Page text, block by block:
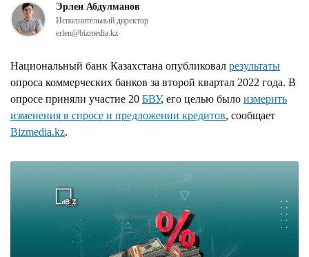
Эрлен Абдулманов
Исполнительный директор
erlen@bizmedia.kz
Национальный банк Казахстана опубликовал результаты
опроса коммерческих банков за второй квартал 2022 года. В
опросе приняли участие 20 БВУ, его целью было измерить
изменения в спросе и предложении кредитов, сообщает
Bizmedia.kz.